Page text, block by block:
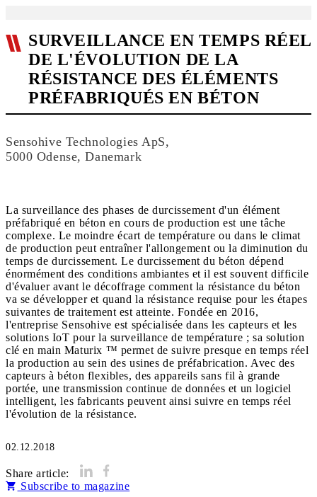
SURVEILLANCE EN TEMPS RÉEL
DE L'ÉVOLUTION DE LA
RÉSISTANCE DES ÉLÉMENTS
PRÉFABRIQUÉS EN BÉTON
Sensohive Technologies ApS,
5000 Odense, Danemark
La surveillance des phases de durcissement d'un élément
préfabriqué en béton en cours de production est une tâche
complexe. Le moindre écart de température ou dans le climat
de production peut entraîner l'allongement ou la diminution du
temps de durcissement. Le durcissement du béton dépend
énormément des conditions ambiantes et il est souvent difficile
d'évaluer avant le décoffrage comment la résistance du béton
va se développer et quand la résistance requise pour les étapes
suivantes de traitement est atteinte. Fondée en 2016,
l'entreprise Sensohive est spécialisée dans les capteurs et les
solutions IoT pour la surveillance de température ; sa solution
clé en main Maturix ™ permet de suivre presque en temps réel
la production au sein des usines de préfabrication. Avec des
capteurs à béton flexibles, des appareils sans fil à grande
portée, une transmission continue de données et un logiciel
intelligent, les fabricants peuvent ainsi suivre en temps réel
l'évolution de la résistance.
02.12.2018
Share article:
Subscribe to magazine